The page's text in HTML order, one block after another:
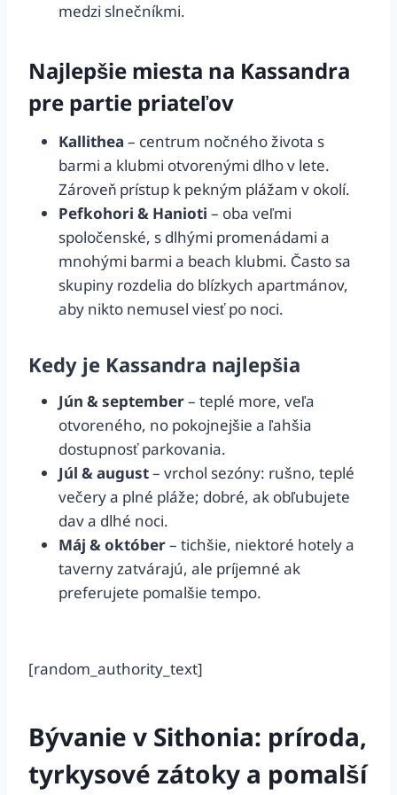
medzi slnečníkmi.
Najlepšie miesta na Kassandra
pre partie priateľov
Kallithea – centrum nočného života s
barmi a klubmi otvorenými dlho v lete.
Zároveň prístup k pekným plážam v okolí.
Pefkohori & Hanioti – oba veľmi
spoločenské, s dlhými promenádami a
mnohými barmi a beach klubmi. Často sa
skupiny rozdelia do blízkych apartmánov,
aby nikto nemusel viesť po noci.
Kedy je Kassandra najlepšia
Jún & september– teplé more, veľa
otvoreného, no pokojnejšie a ľahšia
dostupnosť parkovania.
Júl & august– vrchol sezóny: rušno, teplé
večery a plné pláže; dobré, ak obľubujete
dav a dlhé noci.
Máj & október– tichšie, niektoré hotely a
taverny zatvárajú, ale príjemné ak
preferujete pomalšie tempo.
[random_authority_text]
Bývanie v Sithonia: príroda,
tyrkysové zátoky a pomalší